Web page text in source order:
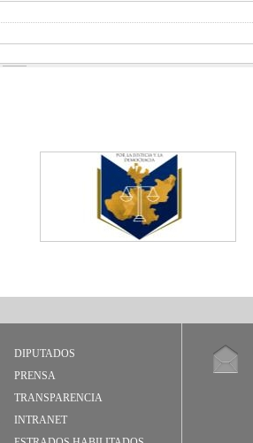
DIPUTADOS
PRENSA
TRANSPARENCIA
INTRANET